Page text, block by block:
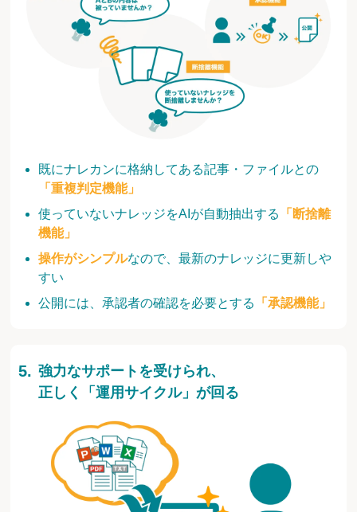
既にナレカンに格納してある記事・ファイルとの
「重複判定機能」
使っていないナレッジをAIが自動抽出する
「断捨離
機能」
操作がシンプルなので、最新のナレッジに更新しや
すい
公開には、承認者の確認を必要とする
「承認機能」
強力なサポートを受けられ、
正しく「運用サイクル」が回る